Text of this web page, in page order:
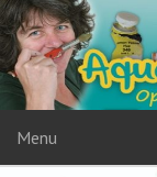
Menu